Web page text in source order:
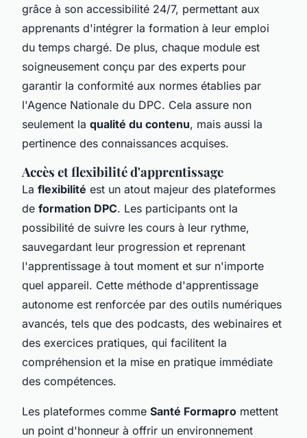
grâce à son accessibilité 24/7, permettant aux
apprenants d'intégrer la formation à leur emploi
du temps chargé. De plus, chaque module est
soigneusement conçu par des experts pour
garantir la conformité aux normes établies par
l'Agence Nationale du DPC. Cela assure non
seulement la qualité du contenu, mais aussi la
pertinence des connaissances acquises.
Accès et flexibilité d'apprentissage
La flexibilité est un atout majeur des plateformes
de formation DPC. Les participants ont la
possibilité de suivre les cours à leur rythme,
sauvegardant leur progression et reprenant
l'apprentissage à tout moment et sur n'importe
quel appareil. Cette méthode d'apprentissage
autonome est renforcée par des outils numériques
avancés, tels que des podcasts, des webinaires et
des exercices pratiques, qui facilitent la
compréhension et la mise en pratique immédiate
des compétences.
Les plateformes comme Santé Formapro mettent
un point d'honneur à offrir un environnement